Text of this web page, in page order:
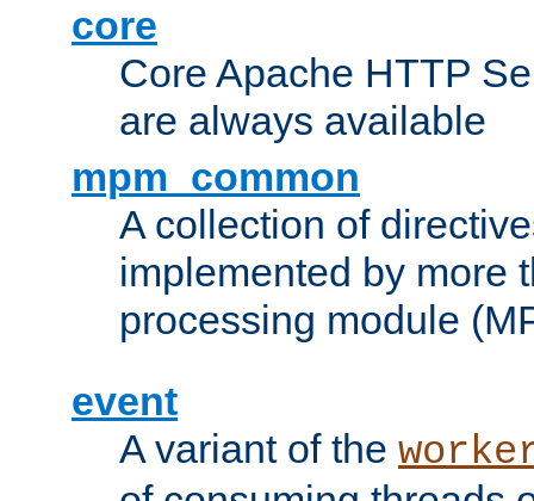
core
Core Apache HTTP
are always available
mpm_common
A collection of
implemented by more
processing module
event
A variant of the